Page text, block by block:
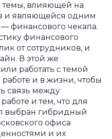
темы, влияющей на
и являющейся одним
— финансового чекапа.
финансового
от сотрудников, и
В этой же
работать с темой
и в жизни, чтобы
связь между
и тем, что для
выбран гибридный
офиса
и их